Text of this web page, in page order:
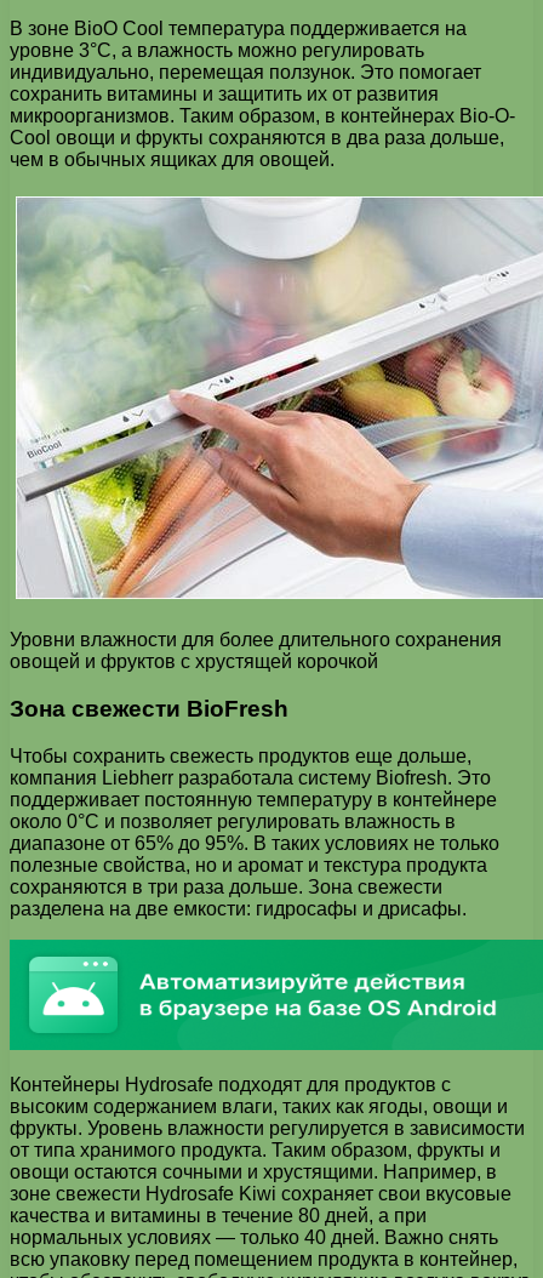
В зоне BioO Cool температура поддерживается на
уровне 3°C, а влажность можно регулировать
индивидуально, перемещая ползунок. Это помогает
сохранить витамины и защитить их от развития
микроорганизмов. Таким образом, в контейнерах Bio-O-
Cool овощи и фрукты сохраняются в два раза дольше,
чем в обычных ящиках для овощей.
Уровни влажности для более длительного сохранения
овощей и фруктов с хрустящей корочкой
Зона свежести BioFresh
Чтобы сохранить свежесть продуктов еще дольше,
компания Liebherr разработала систему Biofresh. Это
поддерживает постоянную температуру в контейнере
около 0°C и позволяет регулировать влажность в
диапазоне от 65% до 95%. В таких условиях не только
полезные свойства, но и аромат и текстура продукта
сохраняются в три раза дольше. Зона свежести
разделена на две емкости: гидросафы и дрисафы.
Контейнеры Hydrosafe подходят для продуктов с
высоким содержанием влаги, таких как ягоды, овощи и
фрукты. Уровень влажности регулируется в зависимости
от типа хранимого продукта. Таким образом, фрукты и
овощи остаются сочными и хрустящими. Например, в
зоне свежести Hydrosafe Kiwi сохраняет свои вкусовые
качества и витамины в течение 80 дней, а при
нормальных условиях — только 40 дней. Важно снять
всю упаковку перед помещением продукта в контейнер,